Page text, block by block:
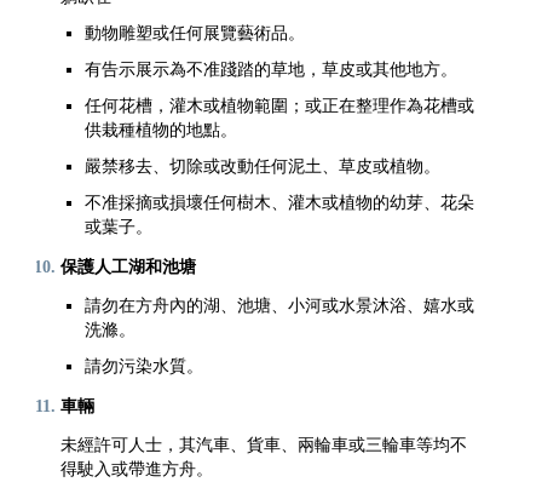
動物雕塑或任何展覽藝術品。
有告示展示為不准踐踏的草地，草皮或其他地方。
任何花槽，灌木或植物範圍；或正在整理作為花槽或
供栽種植物的地點。
嚴禁移去、切除或改動任何泥土、草皮或植物。
不准採摘或損壞任何樹木、灌木或植物的幼芽、花朵
或葉子。
保護人工湖和池塘
請勿在方舟內的湖、池塘、小河或水景沐浴、嬉水或
洗滌。
請勿污染水質。
車輛
未經許可人士，其汽車、貨車、兩輪車或三輪車等均不
得駛入或帶進方舟。